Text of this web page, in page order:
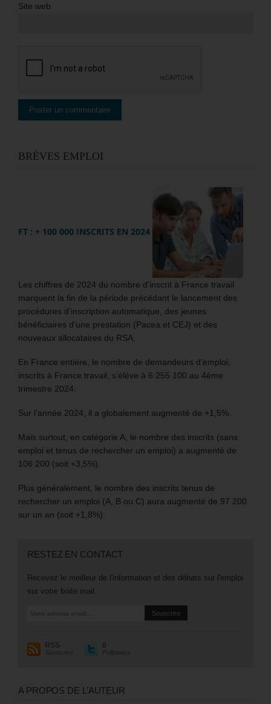
Site web
BRÈVES EMPLOI
FT : + 100 000 INSCRITS EN 2024
Les chiffres de 2024 du nombre d’inscrit à France travail
marquent la fin de la période précédant le lancement des
procédures d’inscription automatique, des jeunes
bénéficiaires d’une prestation (Pacea et CEJ) et des
nouveaux allocataires du RSA.
En France entière, le nombre de demandeurs d’emploi,
inscrits à France travail, s’élève à 6 255 100 au 4ème
trimestre 2024.
Sur l’année 2024, il a globalement augmenté de +1,5%.
Mais surtout, en catégorie A, le nombre des inscrits (sans
emploi et tenus de rechercher un emploi) a augmenté de
106 200 (soit +3,5%).
Plus généralement, le nombre des inscrits tenus de
rechercher un emploi (A, B ou C) aura augmenté de 97 200
sur un an (soit +1,8%).
RESTEZ EN CONTACT
Recevez le meilleur de l'information et des débats sur l'emploi
sur votre boite mail.
RSS
Souscrire
0
Followers
A PROPOS DE L’AUTEUR